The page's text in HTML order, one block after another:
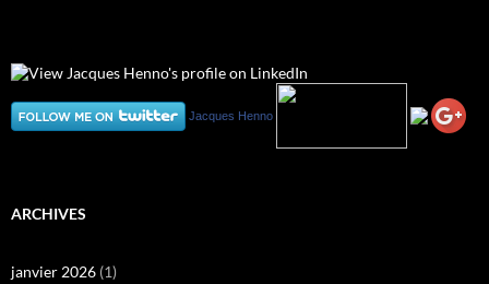
Jacques Henno
ARCHIVES
janvier 2026 (1)